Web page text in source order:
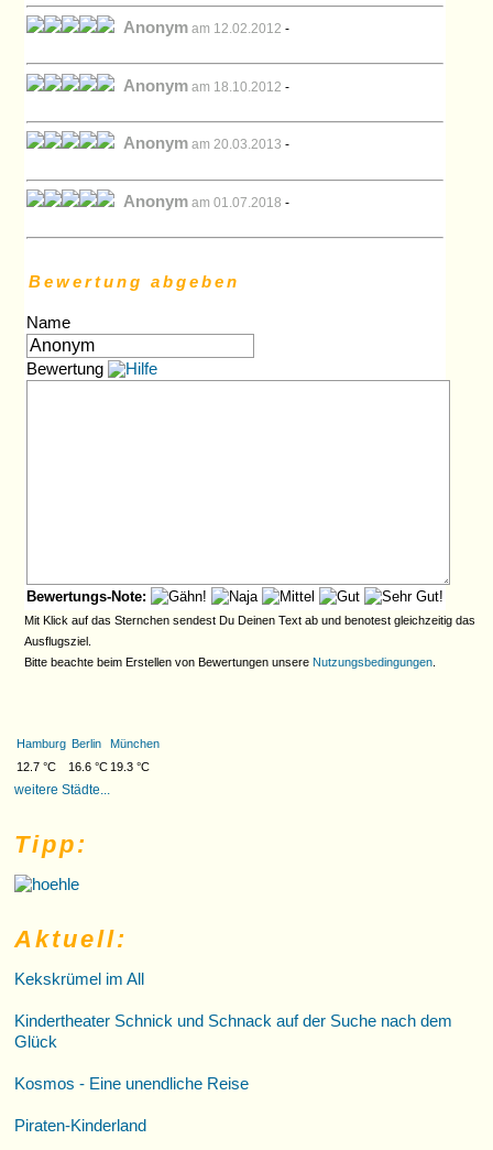
Anonym am 12.02.2012 -
Anonym am 18.10.2012 -
Anonym am 20.03.2013 -
Anonym am 01.07.2018 -
Bewertung abgeben
Name
Bewertung
Bewertungs-Note:
Mit Klick auf das Sternchen sendest Du Deinen Text ab und benotest gleichzeitig das
Ausflugsziel.
Bitte beachte beim Erstellen von Bewertungen unsereNutzungsbedingungen
Hamburg Berlin
München
12.7 °C
16.6 °C 19.3 °C
weitere Städte...
Tipp:
Aktuell:
Kekskrümel im All
Kindertheater Schnick und Schnack auf der Suche nach dem
Glück
Kosmos - Eine unendliche Reise
Piraten-Kinderland